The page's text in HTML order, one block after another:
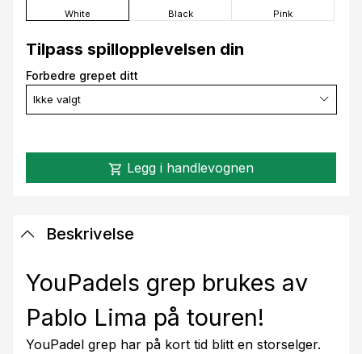
White Black Pink
Tilpass spillopplevelsen din
Forbedre grepet ditt
Ikke valgt
shopping_cart Legg i handlevognen
Beskrivelse
YouPadels grep brukes av
Pablo Lima på touren!
YouPadel grep har på kort tid blitt en storselger.